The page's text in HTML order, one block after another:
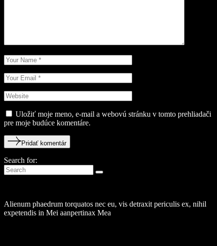
Uložiť moje meno, e-mail a webovú stránku v tomto prehliadači
pre moje budúce komentáre.
Pridať komentár
Search for:
Alienum phaedrum torquatos nec eu, vis detraxit periculis ex, nihil
expetendis in Mei aanpertinax Mea